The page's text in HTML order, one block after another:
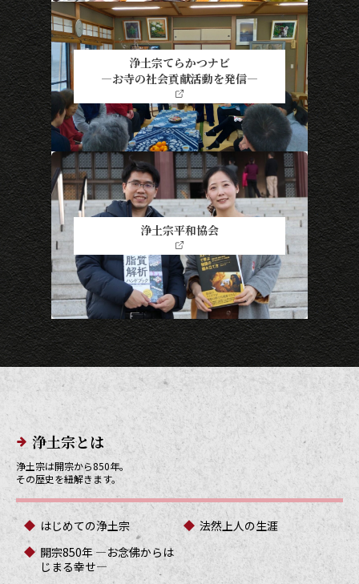
浄土宗てらかつナビ
―お寺の社会貢献活動を発信―
浄土宗平和協会
メインメニューリンク
浄土宗とは
浄土宗は開宗から850年。
その歴史を紐解きます。
はじめての浄土宗
法然上人の生涯
開宗850年 ―お念佛からは
じまる幸せ―